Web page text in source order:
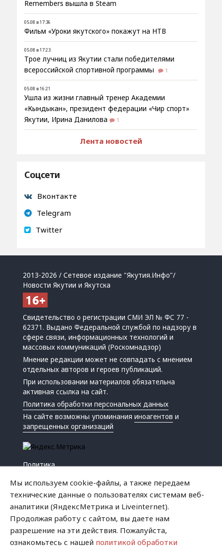
Remembers вышла в Steam
05.08 в 17:36
Фильм «Уроки якутского» покажут на НТВ
05.08 в 17:23
Трое лучниц из Якутии стали победителями
всероссийской спортивной программы
1
05.08 в 16:21
Ушла из жизни главный тренер Академии
«Кындыкан», президент федерации «Чир спорт»
Якутии, Ирина Данилова
1
Лента новостей
Соцсети
Вконтакте
Telegram
Twitter
2013-2026 / Сетевое издание "Якутия.Инфо"/
Новости Якутии и Якутска
Свидетельство о регистрации СМИ ЭЛ № ФС 77 -
62371. Выдано Федеральной службой по надзору в
сфере связи, информационных технологий и
массовых коммуникаций (Роскомнадзор)
Мнение редакции может не совпадать с мнением
отдельных авторов и героев публикаций.
При использовании материалов обязательна
активная ссылка на сайт.
Политика обработки персональных данных
На сайте возможны упоминанияиноагентов и
запрещенных организаций
Политика
Криминал
Мы используем cookie-файлы, а также передаем
технические данные о пользователях системам веб-
аналитики (ЯндексМетрика и Liveinternet).
Продолжая работу с сайтом, вы даете нам
разрешение на эти действия. Пожалуйста,
ознакомьтесь с нашей политикой обработки